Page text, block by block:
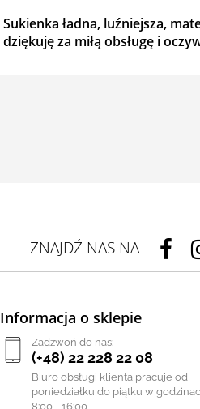
Sukienka ładna, luźniejsza,
dziękuję za miłą obsługę i
ZNAJDŹ NAS NA
Informacja o sklepie
Zadzwoń do nas:
(+48) 22 228 22 08
Biuro obsługi klienta pracuje od
poniedziałku do piątku w
8:00 - 16:00